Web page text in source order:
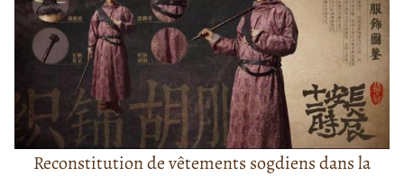
Reconstitution de vêtements sogdiens dans la